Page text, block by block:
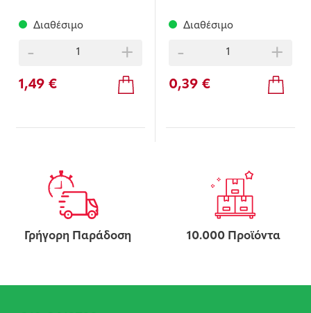
Διαθέσιμο
- +
1,49 €
Διαθέσιμο
- +
0,39 €
Γρήγορη Παράδοση 10.000 Προϊόντα